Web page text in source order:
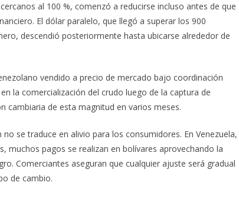
al 100 %, comenzó a reducirse incluso antes de que
El dólar paralelo, que llegó a superar los 900
descendió posteriormente hasta ubicarse alrededor de
vendido a precio de mercado bajo coordinación
la comercialización del crudo luego de la captura de
cambiaria de esta magnitud en varios meses.
se traduce en alivio para los consumidores. En Venezuela,
muchos pagos se realizan en bolívares aprovechando la
Comerciantes aseguran que cualquier ajuste será gradual
de cambio.